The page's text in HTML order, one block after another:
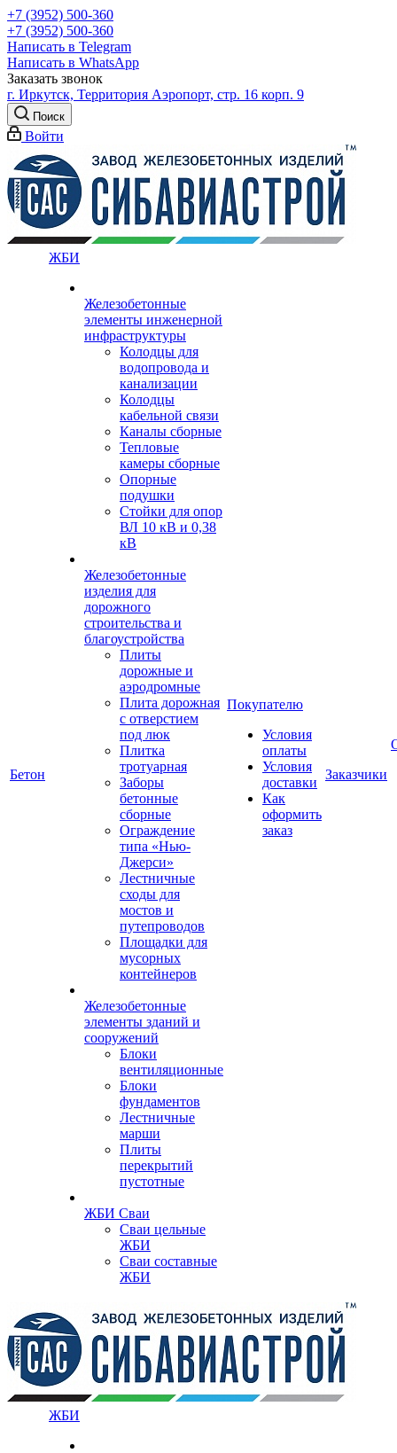
+7 (3952) 500-360
+7 (3952) 500-360
Написать в Telegram
Написать в WhatsApp
Заказать звонок
г. Иркутск, Территория Аэропорт, стр. 16 корп. 9
Поиск
Войти
Бетон
ЖБИ
Железобетонные
элементы инженерной
инфраструктуры
Колодцы для
водопровода и
канализации
Колодцы
кабельной связи
Каналы сборные
Тепловые
камеры сборные
Опорные
подушки
Стойки для опор
ВЛ 10 кВ и 0,38
кВ
Железобетонные
изделия для
дорожного
строительства и
благоустройства
Плиты
дорожные и
аэродромные
Плита дорожная
с отверстием
под люк
Плитка
тротуарная
Заборы
бетонные
сборные
Ограждение
типа «Нью-
Джерси»
Лестничные
сходы для
мостов и
путепроводов
Площадки для
мусорных
контейнеров
Железобетонные
элементы зданий и
сооружений
Блоки
вентиляционные
Блоки
фундаментов
Лестничные
марши
Плиты
перекрытий
пустотные
ЖБИ Сваи
Сваи цельные
ЖБИ
Сваи составные
ЖБИ
Покупателю
Условия
оплаты
Условия
доставки
Как
оформить
заказ
Заказчики
ЖБИ